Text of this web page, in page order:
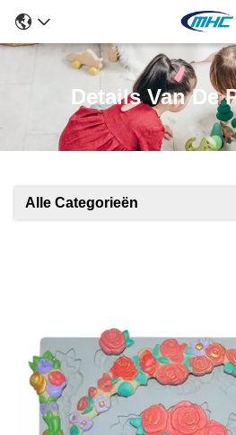
Details Van De
Alle Categorieën